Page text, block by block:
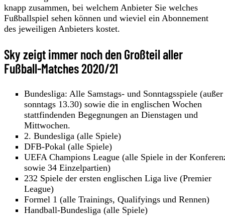
knapp zusammen, bei welchem Anbieter Sie welches
Fußballspiel sehen können und wieviel ein Abonnement
des jeweiligen Anbieters kostet.
Sky zeigt immer noch den Großteil aller
Fußball-Matches 2020/21
Bundesliga: Alle Samstags- und Sonntagsspiele (außer
sonntags 13.30) sowie die in englischen Wochen
stattfindenden Begegnungen an Dienstagen und
Mittwochen.
2. Bundesliga (alle Spiele)
DFB-Pokal (alle Spiele)
UEFA Champions League (alle Spiele in der
sowie 34 Einzelpartien)
232 Spiele der ersten englischen Liga live (Premier
League)
Formel 1 (alle Trainings, Qualifyings und Rennen)
Handball-Bundesliga (alle Spiele)